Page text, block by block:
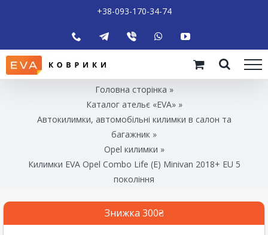
+38-093-170-34-74
Головна сторінка »
Каталог ательє «EVA»»
Автокилимки, автомобільні килимки в салон та
багажник »
Opel килимки »
Килимки EVA Opel Combo Life (E) Minivan 2018+ EU 5
покоління
Знижка 300₴